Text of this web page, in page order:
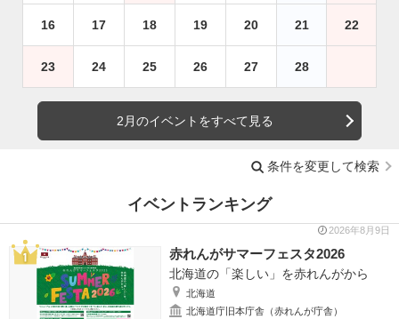
16 17 18 19 20 21 22
23 24 25 26 27 28
2月のイベントをすべて見る
条件を変更して検索
イベントランキング
2026年8月9日
赤れんがサマーフェスタ2026
北海道の「楽しい」を赤れんがから
北海道
北海道庁旧本庁舎（赤れんが庁舎）